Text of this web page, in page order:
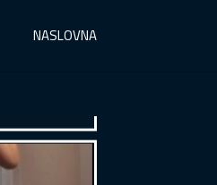
NASLOVNA